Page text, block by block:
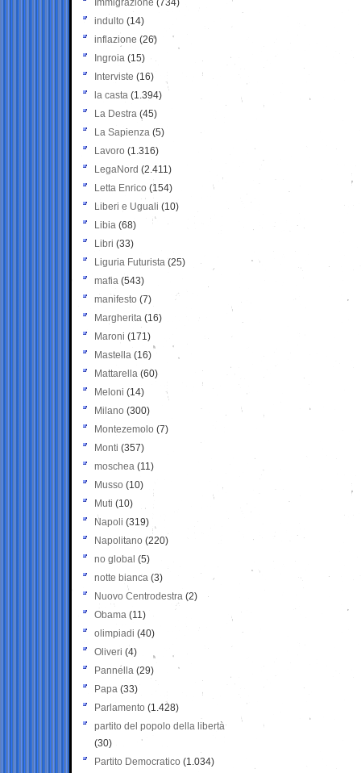
Immigrazione (734)
indulto (14)
inflazione (26)
Ingroia (15)
Interviste (16)
la casta (1.394)
La Destra (45)
La Sapienza (5)
Lavoro (1.316)
LegaNord (2.411)
Letta Enrico (154)
Liberi e Uguali (10)
Libia (68)
Libri (33)
Liguria Futurista (25)
mafia (543)
manifesto (7)
Margherita (16)
Maroni (171)
Mastella (16)
Mattarella (60)
Meloni (14)
Milano (300)
Montezemolo (7)
Monti (357)
moschea (11)
Musso (10)
Muti (10)
Napoli (319)
Napolitano (220)
no global (5)
notte bianca (3)
Nuovo Centrodestra (2)
Obama (11)
olimpiadi (40)
Oliveri (4)
Pannella (29)
Papa (33)
Parlamento (1.428)
partito del popolo della libertà
(30)
Partito Democratico (1.034)